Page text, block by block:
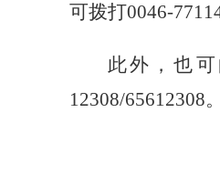
可拨打0046-
此外，也
12308/65612308。